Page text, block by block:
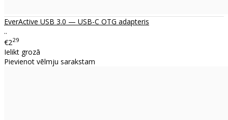
EverActive USB 3.0 — USB-C OTG adapteris
..
€229
Ielikt grozā
Pievienot vēlmju sarakstam